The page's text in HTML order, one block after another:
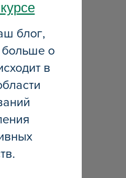
блог,
больше о
в